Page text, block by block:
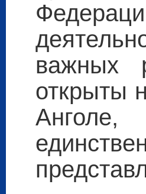
важных
открыты
Анголе,